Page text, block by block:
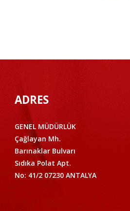
ADRES
GENEL MÜDÜRLÜK
Çağlayan Mh.
Barınaklar Bulvarı
Sıdıka Polat Apt.
No: 41/2 07230 ANTALYA